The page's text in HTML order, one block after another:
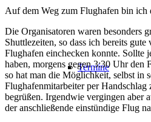
Termine
Auf dem Weg zum Flughafen bin ich
Die Organisatoren waren besonders
Shuttlezeiten, so dass ich bereits
Flughafen einchecken konnte. Sollte
haben, morgens gegen 3:30 Uhr den
so hat man die Möglichkeit, selbst in
Flughafenmitarbeiter per Handschlag
begrüßen. Irgendwie vergingen aber
der anschließende einstündige Flug